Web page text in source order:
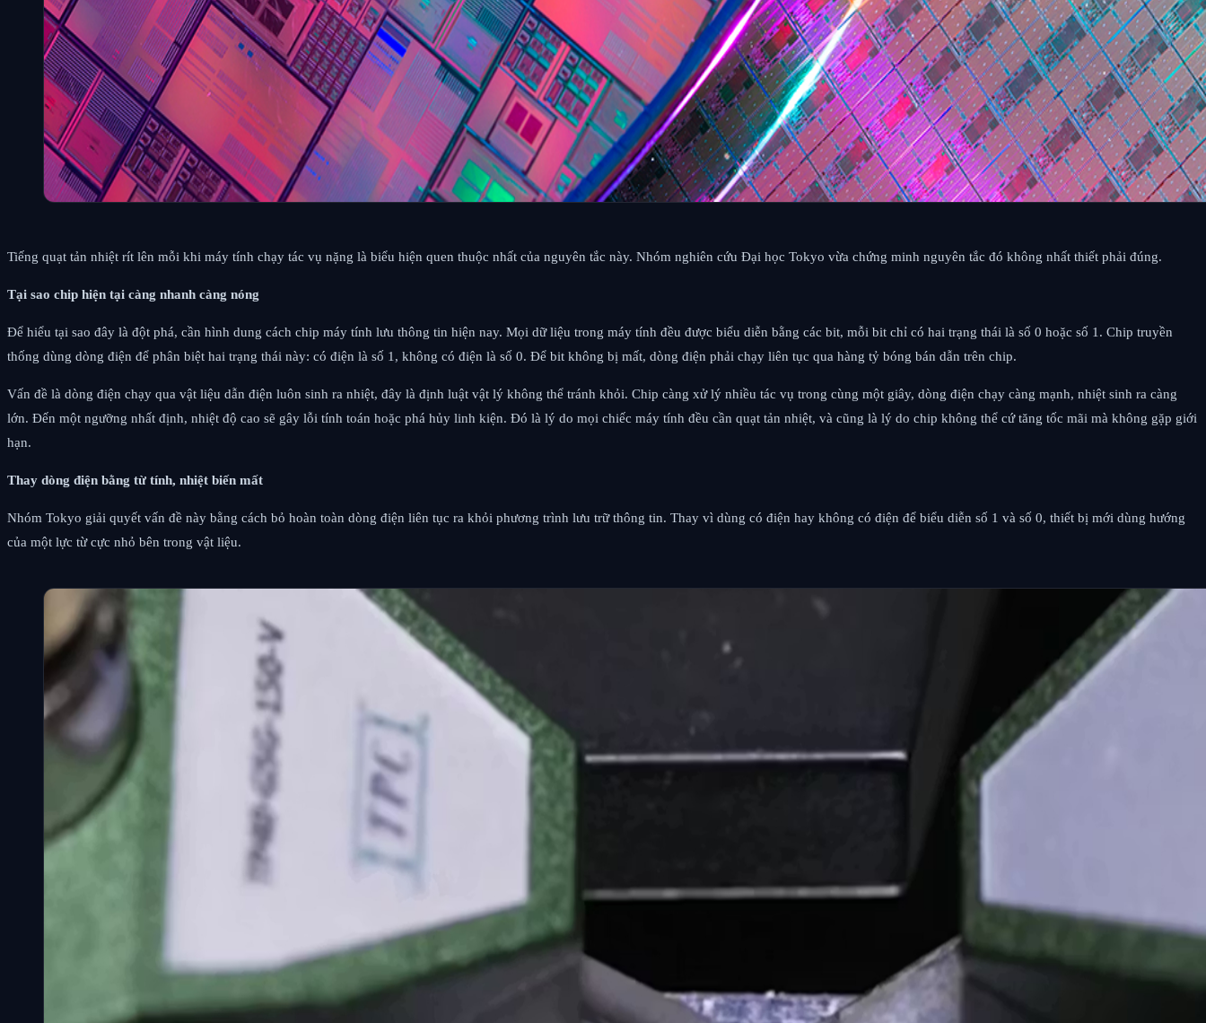
Tiếng quạt tản nhiệt rít lên mỗi khi máy tính chạy tác vụ nặng là biểu hiện quen thuộc nhất của nguyên tắc này. Nhóm nghiên cứu Đại học Tokyo vừa chứng minh nguyên tắc đó không nhất thiết phải đúng.
Tại sao chip hiện tại càng nhanh càng nóng
Để hiểu tại sao đây là đột phá, cần hình dung cách chip máy tính lưu thông tin hiện nay. Mọi dữ liệu trong máy tính đều được biểu diễn bằng các bit, mỗi bit chỉ có hai trạng thái là số 0 hoặc số 1. Chip truyền
thống dùng dòng điện để phân biệt hai trạng thái này: có điện là số 1, không có điện là số 0. Để bit không bị mất, dòng điện phải chạy liên tục qua hàng tỷ bóng bán dẫn trên chip.
Vấn đề là dòng điện chạy qua vật liệu dẫn điện luôn sinh ra nhiệt, đây là định luật vật lý không thể tránh khỏi. Chip càng xử lý nhiều tác vụ trong cùng một giây, dòng điện chạy càng mạnh, nhiệt sinh ra càng
lớn. Đến một ngưỡng nhất định, nhiệt độ cao sẽ gây lỗi tính toán hoặc phá hủy linh kiện. Đó là lý do mọi chiếc máy tính đều cần quạt tản nhiệt, và cũng là lý do chip không thể cứ tăng tốc mãi mà không gặp giới
hạn.
Thay dòng điện bằng từ tính, nhiệt biến mất
Nhóm Tokyo giải quyết vấn đề này bằng cách bỏ hoàn toàn dòng điện liên tục ra khỏi phương trình lưu trữ thông tin. Thay vì dùng có điện hay không có điện để biểu diễn số 1 và số 0, thiết bị mới dùng hướng
của một lực từ cực nhỏ bên trong vật liệu.